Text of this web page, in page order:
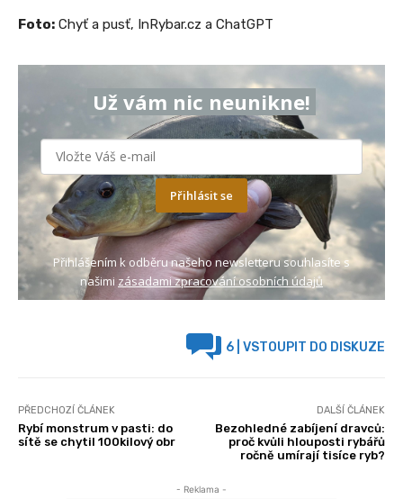
Foto: Chyť a pusť, InRybar.cz a ChatGPT
Už vám nic neunikne!
Přihlásit se
Přihlášením k odběru našeho newsletteru souhlasíte s
našimi zásadami zpracování osobních údajů
6 | VSTOUPIT DO DISKUZE
PŘEDCHOZÍ ČLÁNEK
Rybí monstrum v pasti: do
sítě se chytil 100kilový obr
DALŠÍ ČLÁNEK
Bezohledné zabíjení dravců:
proč kvůli hlouposti rybářů
ročně umírají tisíce ryb?
- Reklama -